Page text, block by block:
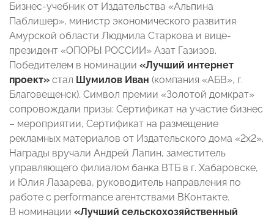
Бизнес-учебник от Издательства «Альпина
Паблишер», министр экономического развития
Амурской области Людмила Старкова и вице-
президент «ОПОРЫ РОССИИ» Азат Газизов.
Победителем в номинации «Лучший интернет
проект» стал Шумилов Иван (компания «АБВ», г.
Благовещенск). Символ премии «Золотой домкрат»
сопровождали призы: Сертификат на участие бизнес
– мероприятии, Сертификат на размещение
рекламных материалов от Издательского дома «2х2».
Награды вручали Андрей Лапин, заместитель
управляющего филиалом банка ВТБ в г. Хабаровске,
и Юлия Лазарева, руководитель направления по
работе с performance агентствами ВКонтакте.
В номинации «Лучший сельскохозяйственный